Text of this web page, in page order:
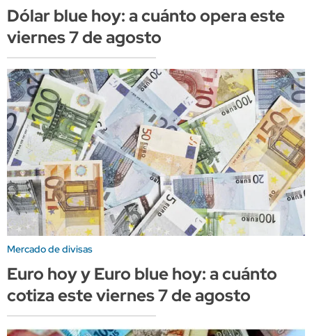
Dólar blue hoy: a cuánto opera este
viernes 7 de agosto
Mercado de divisas
Euro hoy y Euro blue hoy: a cuánto
cotiza este viernes 7 de agosto